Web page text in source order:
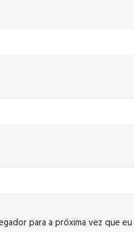
para a próxima vez que